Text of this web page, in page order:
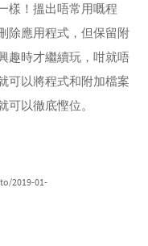
樣！搵出唔常用嘅程
除應用程式，但保留附
趣時才繼續玩，咁就唔
可以將程式和附加檔案
以徹底慳位。
2019-01-